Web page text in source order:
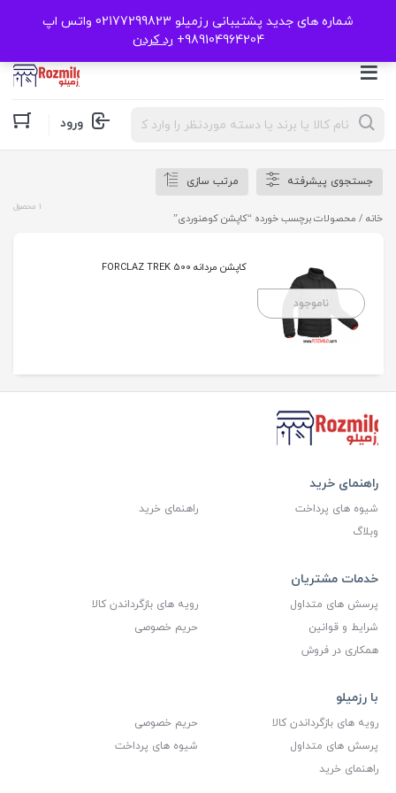
شماره های جدید پشتیبانی رزمیلو 02177299823 واتس اپ
989104964204+
رد کردن
Products
search ورود
جستجوی پیشرفته مرتب سازی
خانه / محصولات برچسب خورده “کاپشن کوهنوردی”
1 محصول
ناموجود
کاپشن مردانه FORCLAZ TREK 500
راهنمای خرید
شیوه های پرداخت
راهنمای خرید
وبلاگ
خدمات مشتریان
پرسش های متداول
رویه های بازگرداندن کالا
شرایط و قوانین
حریم خصوصی
همکاری در فروش
با رزمیلو
رویه های بازگرداندن کالا
حریم خصوصی
پرسش های متداول
شیوه های پرداخت
راهنمای خرید